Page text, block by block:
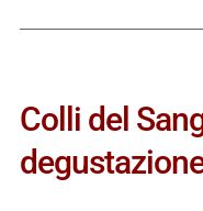
Colli del